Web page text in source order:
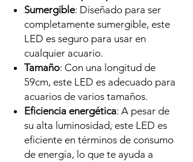
Sumergible: Diseñado para ser
completamente sumergible, este
LED es seguro para usar en
cualquier acuario.
Tamaño: Con una longitud de
59cm, este LED es adecuado para
acuarios de varios tamaños.
Eficiencia energética: A pesar de
su alta luminosidad, este LED es
eficiente en términos de consumo
de energía, lo que te ayuda a